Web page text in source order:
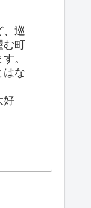
、巡
む町
。
はな
好